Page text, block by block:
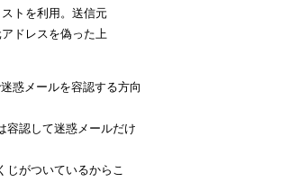
トを利用。送信元
ドレスを偽った上
惑メールを容認する方向
容認して迷惑メールだけ
じがついているからこ